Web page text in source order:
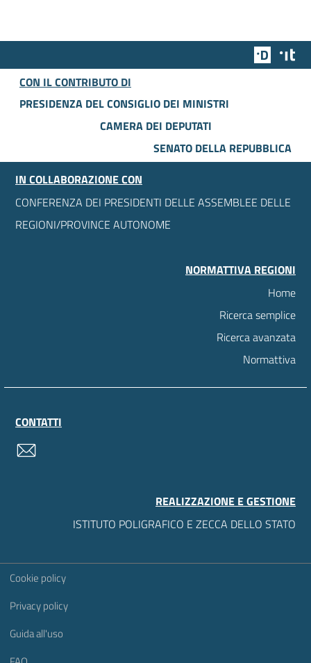
Team
CON IL CONTRIBUTO DI
PRESIDENZA DEL CONSIGLIO DEI MINISTRI
CAMERA DEI DEPUTATI
SENATO DELLA REPUBBLICA
IN COLLABORAZIONE CON
CONFERENZA DEI PRESIDENTI DELLE ASSEMBLEE DELLE
REGIONI/PROVINCE AUTONOME
NORMATTIVA REGIONI
Home
Ricerca semplice
Ricerca avanzata
Normattiva
CONTATTI
REALIZZAZIONE E GESTIONE
ISTITUTO POLIGRAFICO E ZECCA DELLO STATO
Sezione Link Utili
Cookie policy
Privacy policy
Guida all'uso